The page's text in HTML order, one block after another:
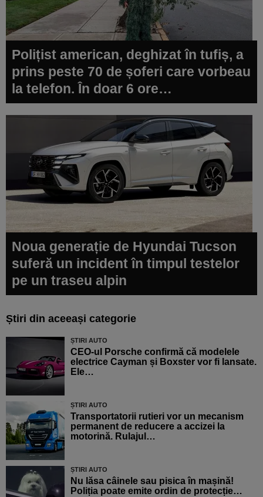
Polițist american, deghizat în tufiș, a
prins peste 70 de șoferi care vorbeau
la telefon. În doar 6 ore…
Noua generație de Hyundai Tucson
suferă un incident în timpul testelor
pe un traseu alpin
Știri din aceeași categorie
ȘTIRI AUTO
CEO-ul Porsche confirmă că modelele
electrice Cayman și Boxster vor fi lansate.
Ele…
ȘTIRI AUTO
Transportatorii rutieri vor un mecanism
permanent de reducere a accizei la
motorină. Rulajul…
ȘTIRI AUTO
Nu lăsa câinele sau pisica în mașină!
Poliția poate emite ordin de protecție…